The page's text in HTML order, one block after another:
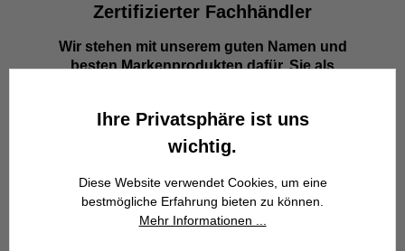
Zertifizierter Fachhändler
Wir stehen mit unserem guten Namen und
besten Markenprodukten dafür, Sie als
Ihre Privatsphäre ist uns
wichtig.
Diese Website verwendet Cookies, um eine
bestmögliche Erfahrung bieten zu können.
Mehr Informationen ...